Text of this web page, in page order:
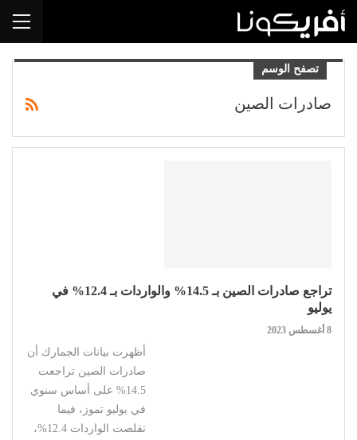
تصفح الوسم
صادرات الصين
تراجع صادرات الصين بـ 14.5% والواردات بـ 12.4% في
يوليو
8 أغسطس 2023
أظهرت بيانات الجمارك أن
صادرات الصين تراجعت
14.5% على أساس سنوي
في يوليو تموز، فيما
تقلصت الواردات 12.4%،